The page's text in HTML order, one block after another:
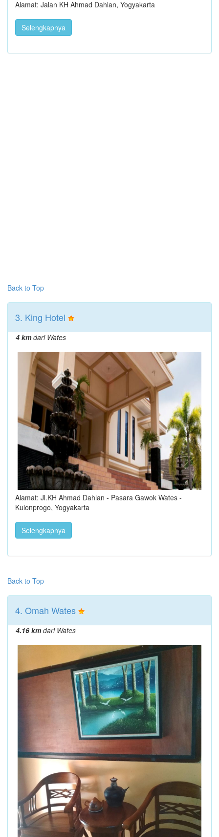
Alamat: Jalan KH Ahmad Dahlan, Yogyakarta
Selengkapnya
Back to Top
3. King Hotel
4 kmdari Wates
Alamat: Jl.KH Ahmad Dahlan - Pasara Gawok Wates -
Kulonprogo, Yogyakarta
Selengkapnya
Back to Top
4. Omah Wates
4.16 kmdari Wates